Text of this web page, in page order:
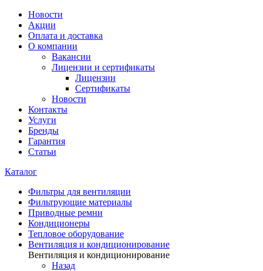
Новости
Акции
Оплата и доставка
О компании
Вакансии
Лицензии и сертификаты
Лицензии
Сертификаты
Новости
Контакты
Услуги
Бренды
Гарантия
Статьи
Каталог
Фильтры для вентиляции
Фильтрующие материалы
Приводные ремни
Кондиционеры
Тепловое оборудование
Вентиляция и кондиционирование
Вентиляция и кондиционирование
Назад